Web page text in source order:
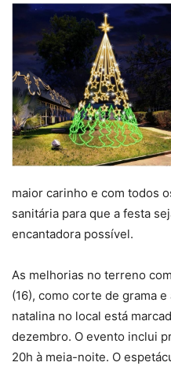
maior carinho e com todos
sanitária para que a festa
encantadora possível.
As melhorias no terreno
(16), como corte de grama
natalina no local está
dezembro. O evento inclui
20h à meia-noite. O